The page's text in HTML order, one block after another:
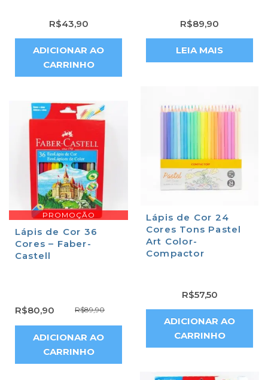
R$43,90
ADICIONAR AO
CARRINHO
R$89,90
LEIA MAIS
Lápis de Cor 24
Cores Tons Pastel
Art Color-
Compactor
R$57,50
ADICIONAR AO
CARRINHO
PROMOÇÃO
Lápis de Cor 36
Cores – Faber-
Castell
R$89,90
R$80,90
ADICIONAR AO
CARRINHO